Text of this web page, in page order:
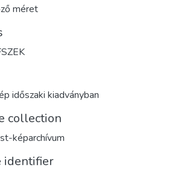
méret
időszaki kiadványban
collection
képarchívum
identifier